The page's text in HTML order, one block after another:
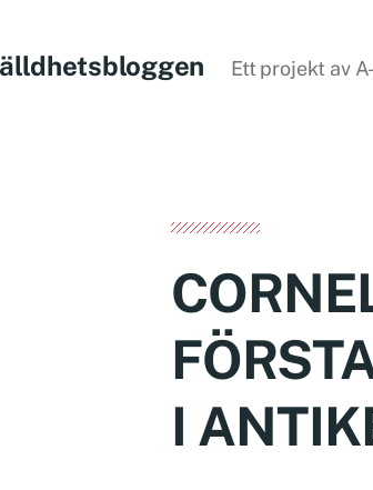
Ett projekt av
I